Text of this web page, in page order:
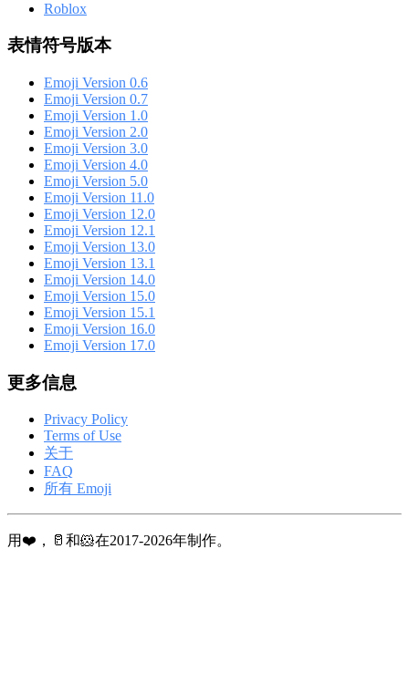
Roblox
表情符号版本
Emoji Version 0.6
Emoji Version 0.7
Emoji Version 1.0
Emoji Version 2.0
Emoji Version 3.0
Emoji Version 4.0
Emoji Version 5.0
Emoji Version 11.0
Emoji Version 12.0
Emoji Version 12.1
Emoji Version 13.0
Emoji Version 13.1
Emoji Version 14.0
Emoji Version 15.0
Emoji Version 15.1
Emoji Version 16.0
Emoji Version 17.0
更多信息
Privacy Policy
Terms of Use
关于
FAQ
所有 Emoji
用❤️，🥛和🐹在2017-2026年制作。